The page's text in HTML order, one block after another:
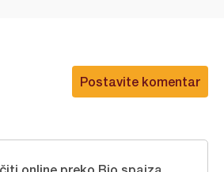
Postavite komentar